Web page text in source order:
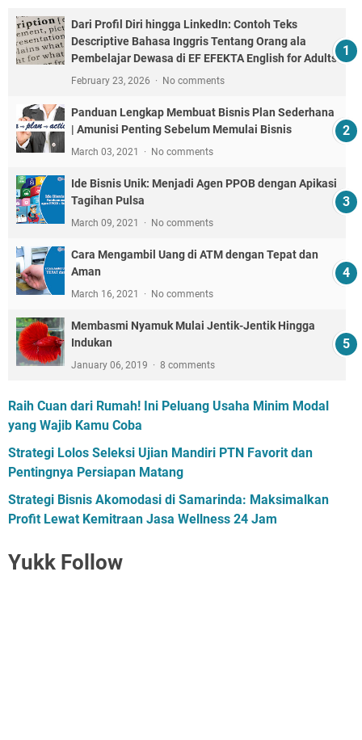
Dari Profil Diri hingga LinkedIn: Contoh Teks
Descriptive Bahasa Inggris Tentang Orang ala
Pembelajar Dewasa di EF EFEKTA English for Adults
February 23, 2026 No comments
Panduan Lengkap Membuat Bisnis Plan Sederhana
| Amunisi Penting Sebelum Memulai Bisnis
March 03, 2021 No comments
Ide Bisnis Unik: Menjadi Agen PPOB dengan Apikasi
Tagihan Pulsa
March 09, 2021 No comments
Cara Mengambil Uang di ATM dengan Tepat dan
Aman
March 16, 2021 No comments
Membasmi Nyamuk Mulai Jentik-Jentik Hingga
Indukan
January 06, 2019 8 comments
Raih Cuan dari Rumah! Ini Peluang Usaha Minim Modal
yang Wajib Kamu Coba
Strategi Lolos Seleksi Ujian Mandiri PTN Favorit dan
Pentingnya Persiapan Matang
Strategi Bisnis Akomodasi di Samarinda: Maksimalkan
Profit Lewat Kemitraan Jasa Wellness 24 Jam
Yukk Follow